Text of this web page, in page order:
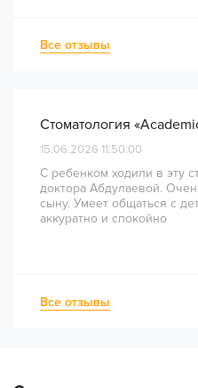
непростое перелечивание
комфортно и
Все отзывы
Стоматология
15.06.2026 11:50:00
С ребенком ходили в эту
доктора Абдулаевой.
сыну. Умеет общаться с
аккуратно и спокойно
Все отзывы